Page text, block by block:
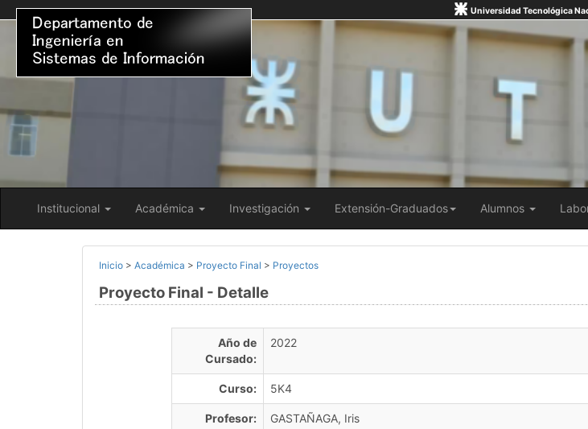
Universidad Tecnológica
Institucional Académica Investigación Extensión-Graduados Alumnos
Inicio > Académica > Proyecto Final > Proyectos
Proyecto Final - Detalle
Año de
Cursado:
2022
Curso: 5K4
Profesor: GASTAÑAGA, Iris